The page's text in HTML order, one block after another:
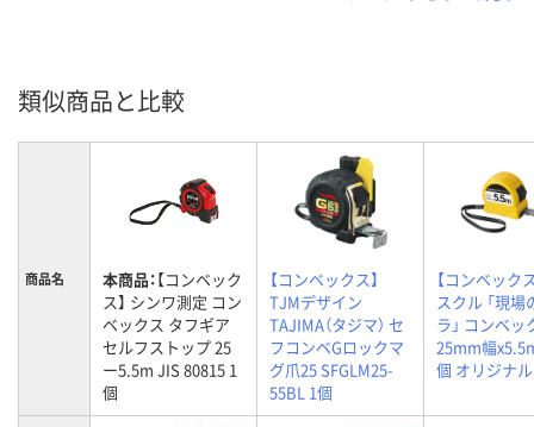
類似商品と比較
商品名 本商品：【コンベック
ス】 シンワ測定 コン
ベックス タフギア
セルフストップ 25
ー5.5m JIS 80815 1
個
【コンベックス】
TJMデザイン
TAJIMA（タジマ） セ
フコンベGロックマ
グ爪25 SFGLM25-
55BL 1個
【コンベック
スクル 「現場
ラ」 コンベッ
25mm幅
個 オリジナル